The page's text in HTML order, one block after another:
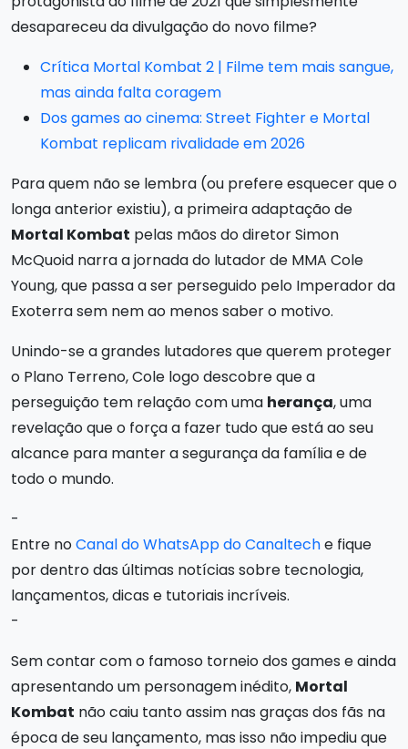
desapareceu da divulgação do novo filme?
Crítica Mortal Kombat 2 | Filme tem mais sangue,
mas ainda falta coragem
Dos games ao cinema: Street Fighter e Mortal
Kombat replicam rivalidade em 2026
Para quem não se lembra (ou prefere esquecer que o
longa anterior existiu), a primeira adaptação de
Mortal Kombat pelas mãos do diretor Simon
McQuoid narra a jornada do lutador de MMA Cole
Young, que passa a ser perseguido pelo Imperador da
Exoterra sem nem ao menos saber o motivo.
Unindo-se a grandes lutadores que querem proteger
o Plano Terreno, Cole logo descobre que a
perseguição tem relação com uma herança, uma
revelação que o força a fazer tudo que está ao seu
alcance para manter a segurança da família e de
todo o mundo.
-
Entre noCanal do WhatsApp do Canalteche fique
por dentro das últimas notícias sobre tecnologia,
lançamentos, dicas e tutoriais incríveis.
-
Sem contar com o famoso torneio dos games e ainda
apresentando um personagem inédito, Mortal
Kombat não caiu tanto assim nas graças dos fãs na
época de seu lançamento, mas isso não impediu que